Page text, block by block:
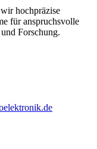
hochpräzise
für anspruchsvolle
Forschung.